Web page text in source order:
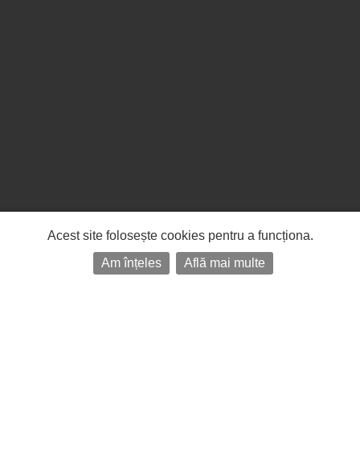
Acest site folosește cookies pentru a funcționa.
Am înțeles
Află mai multe